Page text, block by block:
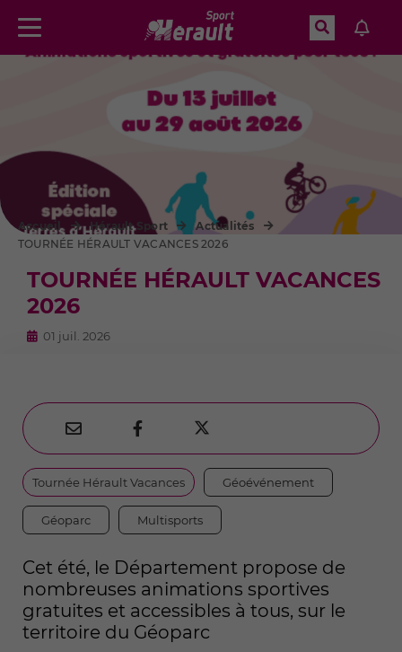
Aller à la recherche
Menu
TOURNÉE HÉRAULT VACANCES
2026
01 juil. 2026
Accueil Hérault Sport
Actualités
TOURNÉE HÉRAULT VACANCES 2026
Partager
par
e-
mail

Partager
sur
Facebook

sur
Twitter
Thématiques
Tournée Hérault Vacances Géoévénement
Géoparc Multisports
Cet été, le Département propose de
nombreuses animations sportives
gratuites et accessibles à tous, sur le
territoire du Géoparc